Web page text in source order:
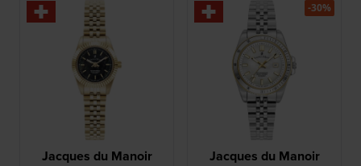
Jacques du Manoir Jacques du Manoir
-30%